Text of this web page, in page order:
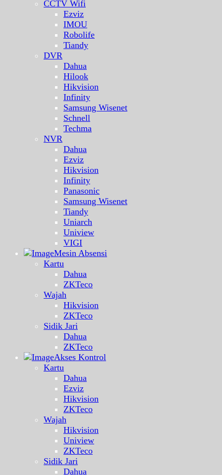
CCTV Wifi
Ezviz
IMOU
Robolife
Tiandy
DVR
Dahua
Hilook
Hikvision
Infinity
Samsung Wisenet
Schnell
Techma
NVR
Dahua
Ezviz
Hikvision
Infinity
Panasonic
Samsung Wisenet
Tiandy
Uniarch
Uniview
VIGI
Mesin Absensi
Kartu
Dahua
ZKTeco
Wajah
Hikvision
ZKTeco
Sidik Jari
Dahua
ZKTeco
Akses Kontrol
Kartu
Dahua
Ezviz
Hikvision
ZKTeco
Wajah
Hikvision
Uniview
ZKTeco
Sidik Jari
Dahua